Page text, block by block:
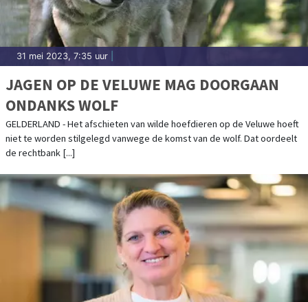
31 mei 2023, 7:35 uur
JAGEN OP DE VELUWE MAG DOORGAAN
ONDANKS WOLF
GELDERLAND - Het afschieten van wilde hoefdieren op de Veluwe hoeft
niet te worden stilgelegd vanwege de komst van de wolf. Dat oordeelt
de rechtbank [...]